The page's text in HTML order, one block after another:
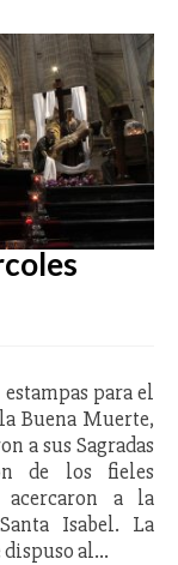
para el
Buena Muerte,
a sus Sagradas
de los fieles
acercaron a la
Isabel. La
dispuso al…